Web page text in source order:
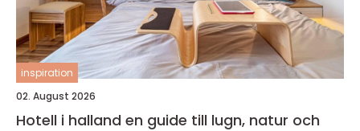
inspiration
02. August 2026
Hotell i halland en guide till lugn, natur och